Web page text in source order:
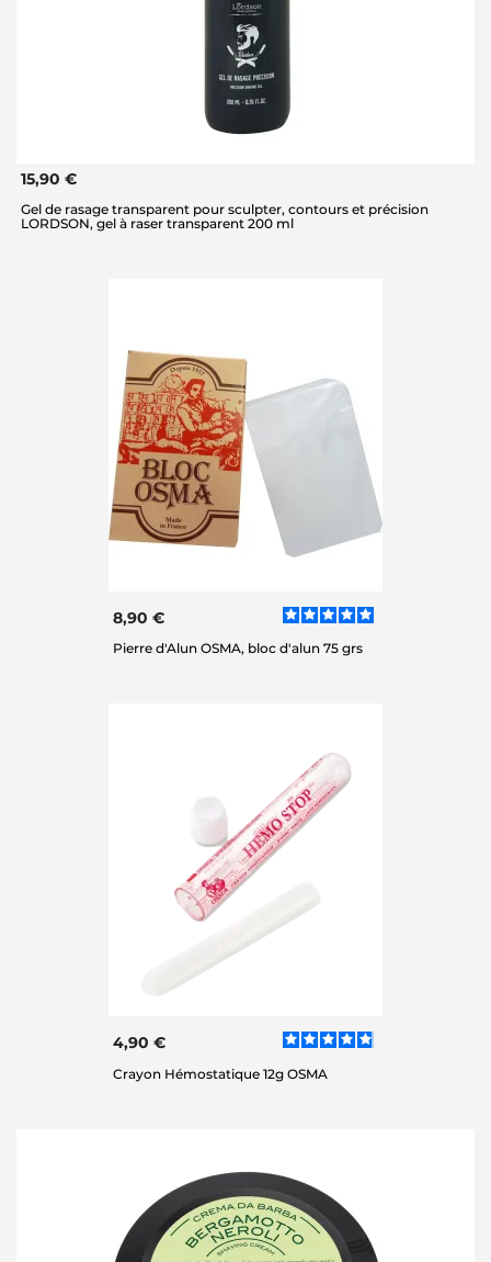
15,90 €
Gel de rasage transparent pour sculpter, contours et précision
LORDSON, gel à raser transparent 200 ml
8,90 €
Pierre d'Alun OSMA, bloc d'alun 75 grs
4,90 €
Crayon Hémostatique 12g OSMA